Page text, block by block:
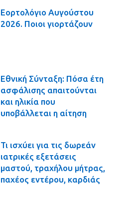
Εορτολόγιο Αυγούστου
2026. Ποιοι γιορτάζουν
Εθνική Σύνταξη: Πόσα έτη
ασφάλισης απαιτούνται
και ηλικία που
υποβάλλεται η αίτηση
Τι ισχύει για τις δωρεάν
ιατρικές εξετάσεις
μαστού, τραχήλου μήτρας,
παχέος εντέρου, καρδιάς